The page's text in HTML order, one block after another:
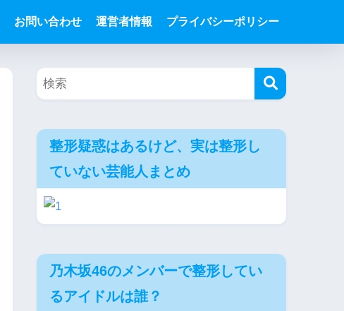
お問い合わせ 運営者情報 プライバシーポリシー
整形疑惑はあるけど、実は整形し
ていない芸能人まとめ
乃木坂46のメンバーで整形してい
るアイドルは誰？